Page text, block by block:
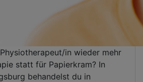
in wieder mehr
statt für Papierkram? In
behandelst du in